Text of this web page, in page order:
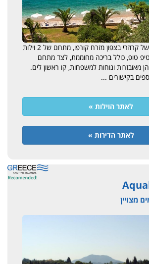
על החוף המעולה של קרוזרי בצפון מזרח קורפו, מתחם של 2 וילות
טיפ טופ, כולל בריכה מחוממת, לצד מתחם
מאובזרות ונוחות למשפחות, קו ראשון לים.
בקישורים ...
לאתר הוילות »
לאתר הדירות »
מצויין